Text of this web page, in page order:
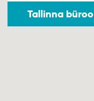
Tallinna büroo